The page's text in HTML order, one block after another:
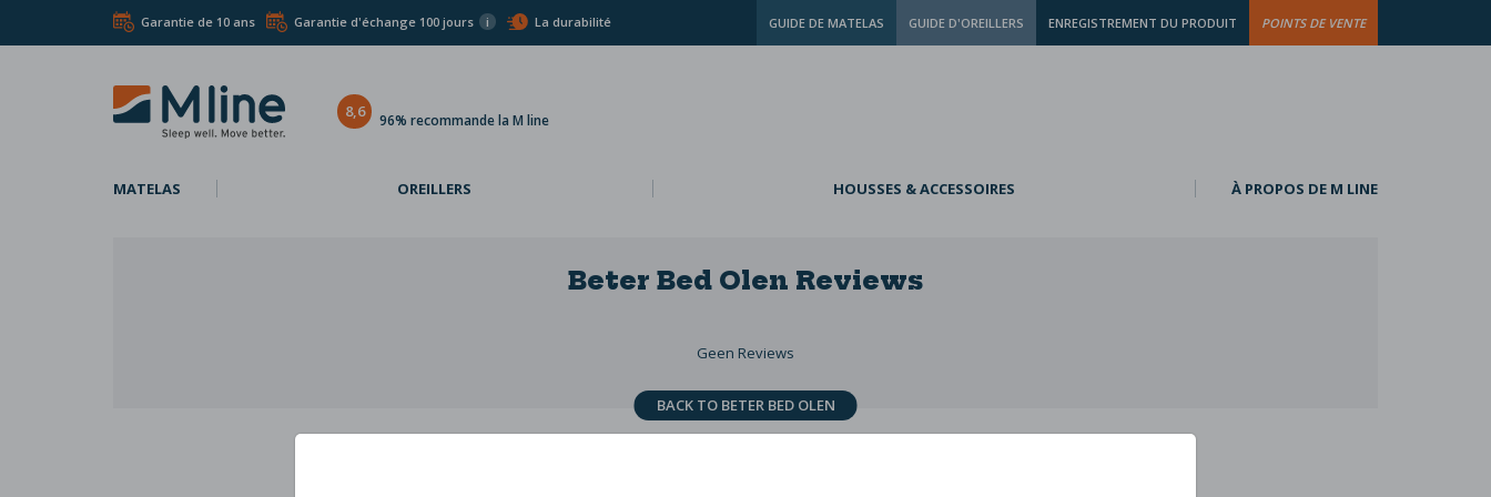
Garantie de 10 ans Garantie d'échange 100 jours i La durabilité GUIDE DE MATELAS GUIDE D'OREILLERS ENREGISTREMENT DU PRODUIT POINTS DE VENTE
8,6 96% recommande la M line
MATELAS OREILLERS HOUSSES & ACCESSOIRES À PROPOS DE M LINE
Beter Bed Olen Reviews
Geen Reviews
BACK TO BETER BED OLEN